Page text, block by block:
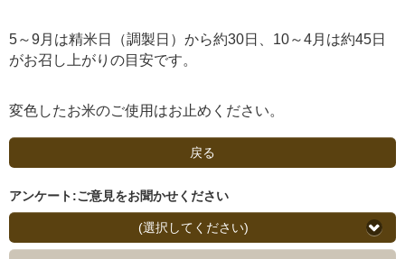
5～9月は精米日（調製日）から約30日、10～4月は約45日
がお召し上がりの目安です。
変色したお米のご使用はお止めください。
戻る
アンケート:ご意見をお聞かせください
(選択してください)